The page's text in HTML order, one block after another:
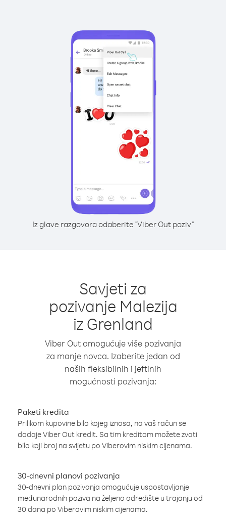
Iz glave razgovora odaberite "Viber Out poziv"
Savjeti za
pozivanje Malezija
iz Grenland
Viber Out omogućuje više pozivanja
za manje novca. Izaberite jedan od
naših fleksibilnih i jeftinih
mogućnosti pozivanja:
Paketi kredita
Prilikom kupovine bilo kojeg iznosa, na vaš račun se
dodaje Viber Out kredit. Sa tim kreditom možete zvati
bilo koji broj na svijetu po Viberovim niskim cijenama.
30-dnevni planovi pozivanja
30-dnevni plan pozivanja omogućuje uspostavljanje
međunarodnih poziva na željeno odredište u trajanju od
30 dana po Viberovim niskim cijenama.